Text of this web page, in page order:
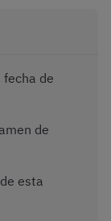
fecha de
de
esta